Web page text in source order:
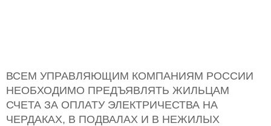
ВСЕМ УПРАВЛЯЮЩИМ КОМПАНИЯМ РОССИИ
НЕОБХОДИМО ПРЕДЪЯВЛЯТЬ ЖИЛЬЦАМ
СЧЕТА ЗА ОПЛАТУ ЭЛЕКТРИЧЕСТВА НА
ЧЕРДАКАХ, В ПОДВАЛАХ И В НЕЖИЛЫХ